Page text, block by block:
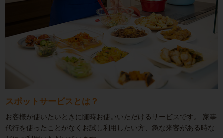
スポットサービスとは？
お客様が使いたいときに随時お使いいただけるサービスです。
家事
代行を使ったことがなくお試し利用したい方、急な来客がある時な